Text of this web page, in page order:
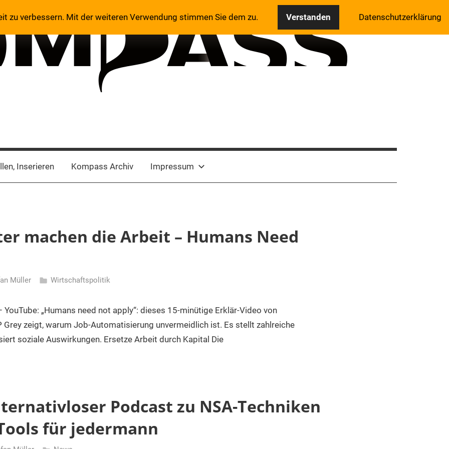
Inserieren Kompass Archiv Impressum
machen die Arbeit – Humans Need
Müller Wirtschaftspolitik
„Humans need not apply“: dieses 15-minütige Erklär-Video von
Grey zeigt, warum Job-Automatisierung unvermeidlich ist. Es stellt zahlreiche
soziale Auswirkungen. Ersetze Arbeit durch Kapital Die
Podcast zu NSA-Techniken
für jedermann
zu verbessern. Mit der weiteren Verwendung stimmen Sie dem zu. Verstanden Datenschutzerklärung